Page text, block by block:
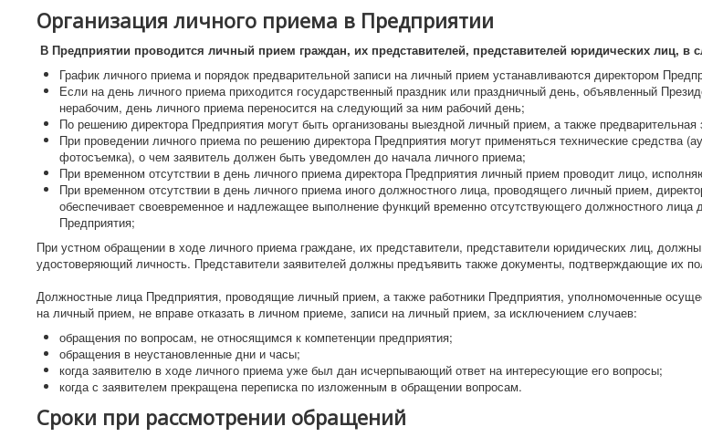
Организация личного приема в Предприятии
В Предприятии проводится личный прием граждан, их представителей, представителей юридических лиц, в
График личного приема и порядок предварительной записи на личный прием устанавливаются директором
Если на день личного приема приходится государственный праздник или праздничный день, объявленный
нерабочим, день личного приема переносится на следующий за ним рабочий день;
По решению директора Предприятия могут быть организованы выездной личный прием, а также предварительная
При проведении личного приема по решению директора Предприятия могут применяться технические средства
фотосъемка), о чем заявитель должен быть уведомлен до начала личного приема;
При временном отсутствии в день личного приема директора Предприятия личный прием проводит лицо,
При временном отсутствии в день личного приема иного должностного лица, проводящего личный прием,
обеспечивает своевременное и надлежащее выполнение функций временно отсутствующего должностного
Предприятия;
При устном обращении в ходе личного приема граждане, их представители, представители юридических лиц,
удостоверяющий личность. Представители заявителей должны предъявить также документы, подтверждающие их
Должностные лица Предприятия, проводящие личный прием, а также работники Предприятия, уполномоченные
на личный прием, не вправе отказать в личном приеме, записи на личный прием, за исключением случаев:
обращения по вопросам, не относящимся к компетенции предприятия;
обращения в неустановленные дни и часы;
когда заявителю в ходе личного приема уже был дан исчерпывающий ответ на интересующие его вопросы;
когда с заявителем прекращена переписка по изложенным в обращении вопросам.
Сроки при рассмотрении обращений